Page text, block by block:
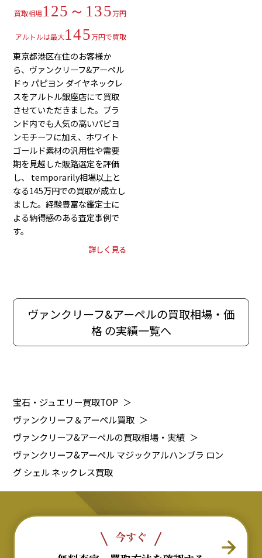
買取相場125～135万円
アルトルは最大145万円で買取
東京都港区在住のお客様か
ら、ヴァンクリーフ&アーペル
ドゥ パピヨン ダイヤネックレ
スをアルトル銀座店にて買取
させていただきました。ブラ
ンド内でも人気の高いパピヨ
ンモチーフに加え、ホワイト
ゴールド素材の汎用性や需要
期を見越した販路選定を評価
し、 temporarily相場以上と
なる145万円での買取が成立し
ました。経験豊富な鑑定士に
よる納得感のある査定事例で
す。
詳しく見る
ヴァンクリーフ&アーペルの買取相場・価
格 の実績一覧へ
宝石・ジュエリー買取TOP ＞
ヴァンクリーフ＆アーペル買取 ＞
ヴァンクリーフ&アーペルの買取相場・実績 ＞
ヴァンクリーフ&アーペル マジックアルハンブラ ロン
グ シェル ネックレス買取
今すぐ